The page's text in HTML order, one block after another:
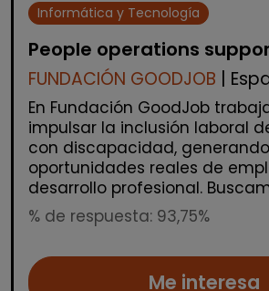
Informática y Tecnología
People operations
FUNDACIÓN GOODJOB |
En Fundación GoodJob
impulsar la inclusión laboral
con discapacidad, generando
oportunidades reales de
desarrollo profesional.
% de respuesta: 93,75%
Me interesa